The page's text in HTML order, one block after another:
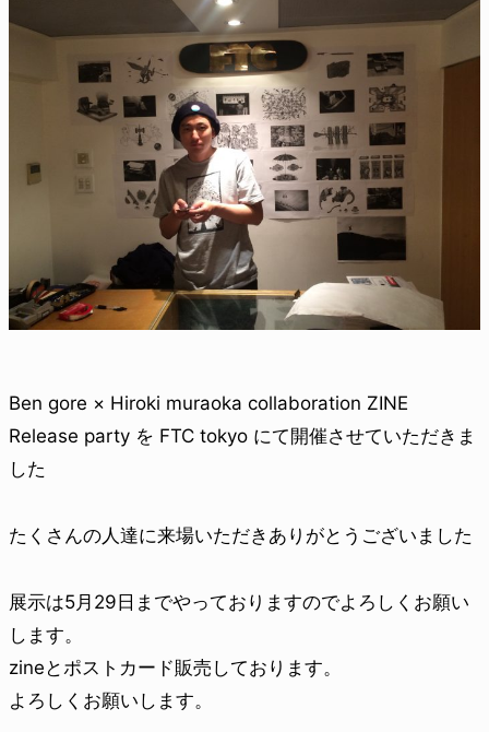
Ben gore × Hiroki muraoka collaboration ZINE
Release party を FTC tokyo にて開催させていただきま
した
たくさんの人達に来場いただきありがとうございました
展示は5月29日までやっておりますのでよろしくお願い
します。
zineとポストカード販売しております。
よろしくお願いします。